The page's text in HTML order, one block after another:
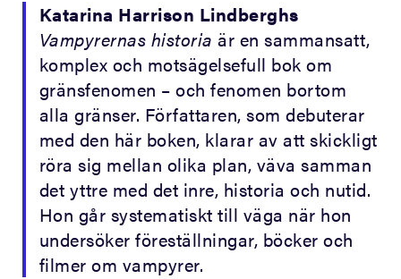
Katarina Harrison Lindberghs
Vampyrernas historia är en sammansatt,
komplex och motsägelsefull bok om
gränsfenomen – och fenomen bortom
alla gränser. Författaren, som debuterar
med den här boken, klarar av att skickligt
röra sig mellan olika plan, väva samman
det yttre med det inre, historia och nutid.
Hon går systematiskt till väga när hon
undersöker föreställningar, böcker och
filmer om vampyrer.